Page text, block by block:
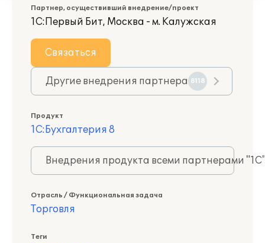
Партнер, осуществивший внедрение/проект
1С:Первый Бит, Москва - м. Калужская
Связаться
Другие внедрения партнера 8118
Продукт
1С:Бухгалтерия 8
Внедрения продукта всеми партнерами
Отрасль / Функциональная задача
Торговля
Теги